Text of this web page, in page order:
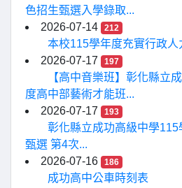
色招生甄選入學錄取...
2026-07-14
212
本校115學年度充實行政
2026-07-17
197
【高中音樂班】彰化縣立
度高中部藝術才能班...
2026-07-17
193
彰化縣立成功高級中學
甄選 第4次...
2026-07-16
186
成功高中公車時刻表